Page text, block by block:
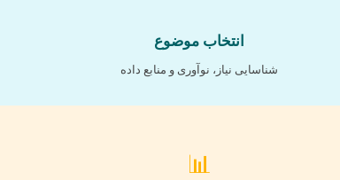
انتخاب موضوع
شناسایی نیاز، نوآوری و منابع داده
📊